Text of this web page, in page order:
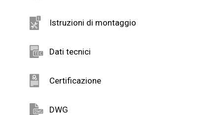
Istruzioni di montaggio
Dati tecnici
Certificazione
DWG